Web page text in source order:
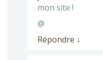
mon site !
@
Répondre ↓